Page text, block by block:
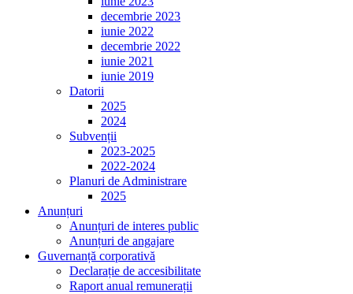
decembrie 2023
iunie 2022
decembrie 2022
iunie 2021
iunie 2019
Datorii
2025
2024
Subvenții
2023-2025
2022-2024
Planuri de Administrare
2025
Anunțuri
Anunțuri de interes public
Anunțuri de angajare
Guvernanță corporativă
Declarație de accesibilitate
Raport anual remunerații